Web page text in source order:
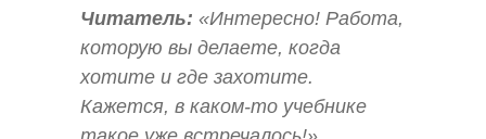
Читатель: «Интересно! Работа,
которую вы делаете, когда
хотите и где захотите.
Кажется, в каком-то учебнике